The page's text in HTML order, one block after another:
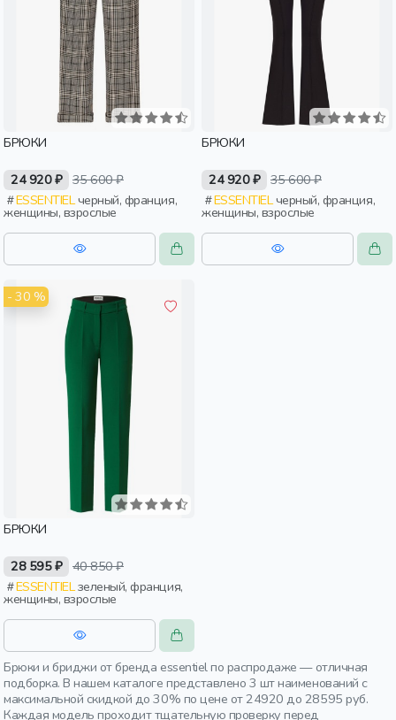
БРЮКИ
24 920 ₽ 35 600 ₽
ESSENTIELчерный, франция,
женщины, взрослые
БРЮКИ
24 920 ₽ 35 600 ₽
ESSENTIELчерный, франция,
женщины, взрослые
- 30 %
БРЮКИ
28 595 ₽ 40 850 ₽
ESSENTIELзеленый, франция,
женщины, взрослые
Брюки и бриджи от бренда essentiel по распродаже — отличная
подборка. В нашем каталоге представлено 3 шт наименований с
максимальной скидкой до 30% по цене от 24920 до 28595 руб.
Каждая модель проходит тщательную проверку перед